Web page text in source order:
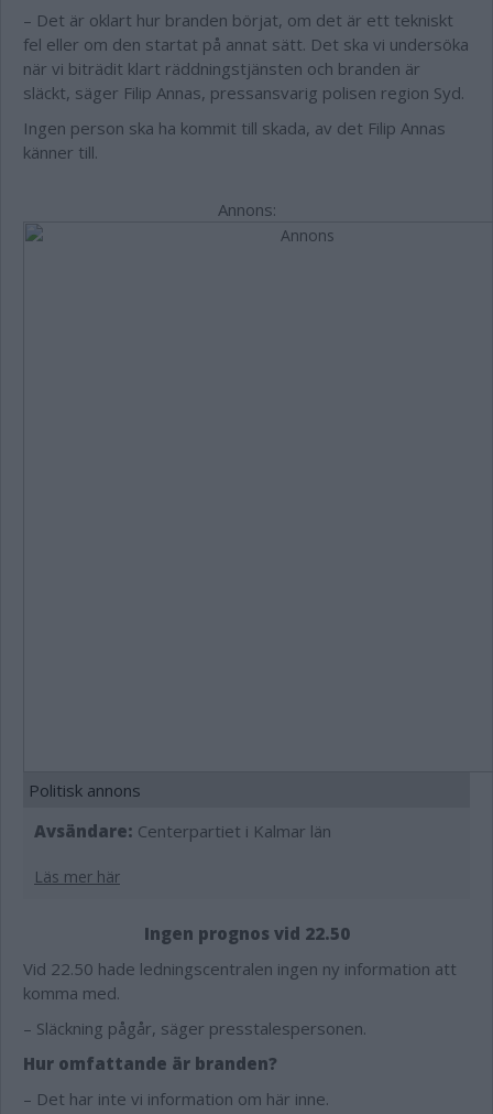
– Det är oklart hur branden börjat, om det är ett tekniskt
fel eller om den startat på annat sätt. Det ska vi undersöka
när vi biträdit klart räddningstjänsten och branden är
släckt, säger Filip Annas, pressansvarig polisen region Syd.
Ingen person ska ha kommit till skada, av det Filip Annas
känner till.
Annons:
Politisk annons
Avsändare: Centerpartiet i Kalmar län
Läs mer här
Ingen prognos vid 22.50
Vid 22.50 hade ledningscentralen ingen ny information att
komma med.
– Släckning pågår, säger presstalespersonen.
Hur omfattande är branden?
– Det har inte vi information om här inne.